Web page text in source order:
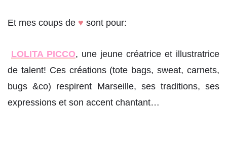
Et mes coups de ♥ sont pour:
LOLITA PICCO, une jeune créatrice et illustratrice
de talent! Ces créations (tote bags, sweat, carnets,
bugs &co) respirent Marseille, ses traditions, ses
expressions et son accent chantant…